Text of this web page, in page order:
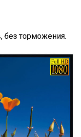
без торможения.